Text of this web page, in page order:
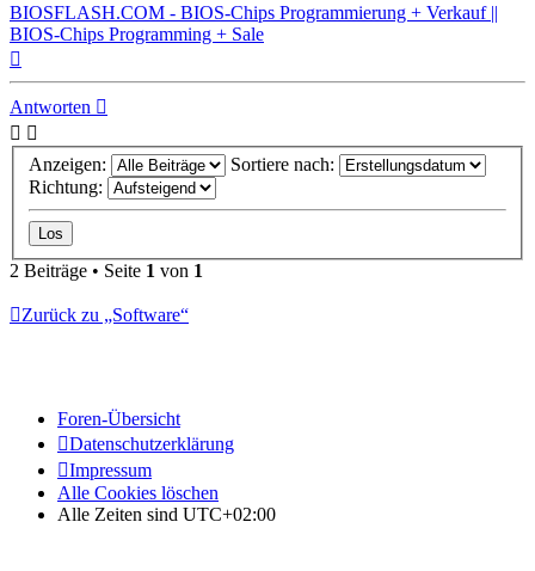
BIOSFLASH.COM - BIOS-Chips Programmierung + Verkauf ||
BIOS-Chips Programming + Sale
Antworten
Anzeigen:
Sortiere nach:
Richtung:
2 Beiträge • Seite 1 von 1
Zurück zu „Software“
Foren-Übersicht
Datenschutzerklärung
Impressum
Alle Cookies löschen
Alle Zeiten sind UTC+02:00